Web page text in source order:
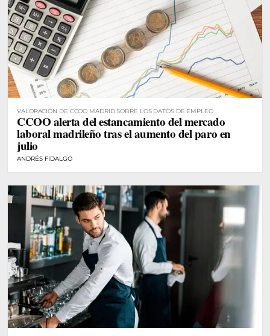
VALORACIÓN DE CCOO MADRID SOBRE LOS DATOS DE EMPLEO
CCOO alerta del estancamiento del mercado
laboral madrileño tras el aumento del paro en
julio
ANDRÉS FIDALGO